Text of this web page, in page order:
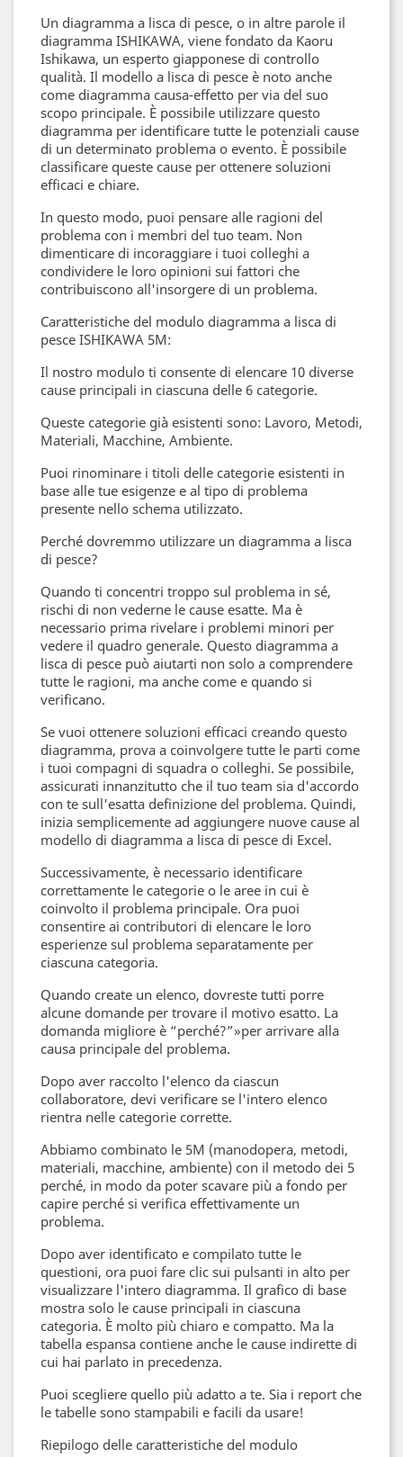
Un diagramma a lisca di pesce, o in altre parole il
diagramma ISHIKAWA, viene fondato da Kaoru
Ishikawa, un esperto giapponese di controllo
qualità. Il modello a lisca di pesce è noto anche
come diagramma causa-effetto per via del suo
scopo principale. È possibile utilizzare questo
diagramma per identificare tutte le potenziali cause
di un determinato problema o evento. È possibile
classificare queste cause per ottenere soluzioni
efficaci e chiare.
In questo modo, puoi pensare alle ragioni del
problema con i membri del tuo team. Non
dimenticare di incoraggiare i tuoi colleghi a
condividere le loro opinioni sui fattori che
contribuiscono all'insorgere di un problema.
Caratteristiche del modulo diagramma a lisca di
pesce ISHIKAWA 5M:
Il nostro modulo ti consente di elencare 10 diverse
cause principali in ciascuna delle 6 categorie.
Queste categorie già esistenti sono: Lavoro, Metodi,
Materiali, Macchine, Ambiente.
Puoi rinominare i titoli delle categorie esistenti in
base alle tue esigenze e al tipo di problema
presente nello schema utilizzato.
Perché dovremmo utilizzare un diagramma a lisca
di pesce?
Quando ti concentri troppo sul problema in sé,
rischi di non vederne le cause esatte. Ma è
necessario prima rivelare i problemi minori per
vedere il quadro generale. Questo diagramma a
lisca di pesce può aiutarti non solo a comprendere
tutte le ragioni, ma anche come e quando si
verificano.
Se vuoi ottenere soluzioni efficaci creando questo
diagramma, prova a coinvolgere tutte le parti come
i tuoi compagni di squadra o colleghi. Se possibile,
assicurati innanzitutto che il tuo team sia d'accordo
con te sull'esatta definizione del problema. Quindi,
inizia semplicemente ad aggiungere nuove cause al
modello di diagramma a lisca di pesce di Excel.
Successivamente, è necessario identificare
correttamente le categorie o le aree in cui è
coinvolto il problema principale. Ora puoi
consentire ai contributori di elencare le loro
esperienze sul problema separatamente per
ciascuna categoria.
Quando create un elenco, dovreste tutti porre
alcune domande per trovare il motivo esatto. La
domanda migliore è “perché?”»per arrivare alla
causa principale del problema.
Dopo aver raccolto l'elenco da ciascun
collaboratore, devi verificare se l'intero elenco
rientra nelle categorie corrette.
Abbiamo combinato le 5M (manodopera, metodi,
materiali, macchine, ambiente) con il metodo dei 5
perché, in modo da poter scavare più a fondo per
capire perché si verifica effettivamente un
problema.
Dopo aver identificato e compilato tutte le
questioni, ora puoi fare clic sui pulsanti in alto per
visualizzare l'intero diagramma. Il grafico di base
mostra solo le cause principali in ciascuna
categoria. È molto più chiaro e compatto. Ma la
tabella espansa contiene anche le cause indirette di
cui hai parlato in precedenza.
Puoi scegliere quello più adatto a te. Sia i report che
le tabelle sono stampabili e facili da usare!
Riepilogo delle caratteristiche del modulo